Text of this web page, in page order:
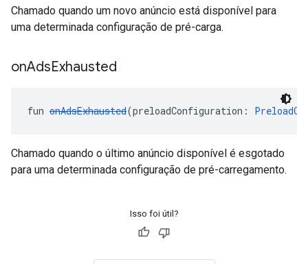
Chamado quando um novo anúncio está disponível para
uma determinada configuração de pré-carga.
onAdsExhausted
fun onAdsExhausted(preloadConfiguration:
Chamado quando o último anúncio disponível é esgotado
para uma determinada configuração de pré-carregamento.
Isso foi útil?